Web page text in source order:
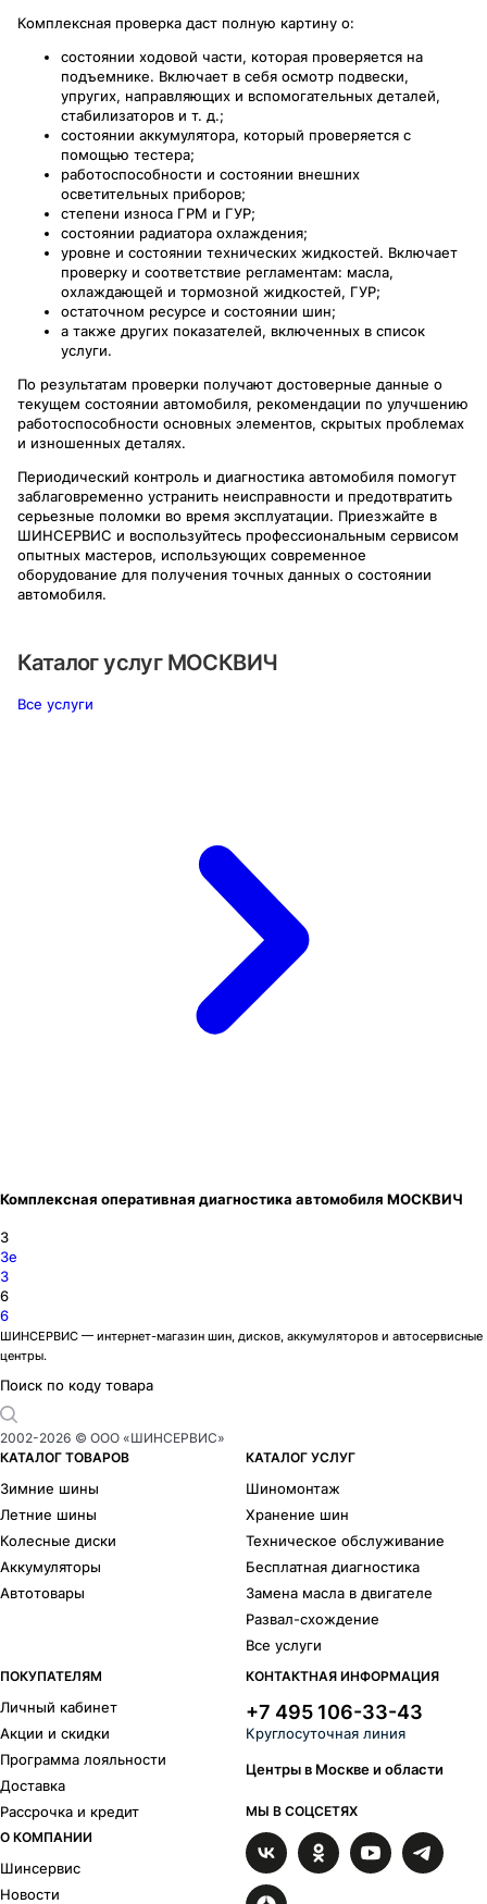
Комплексная проверка даст полную картину о:
состоянии ходовой части, которая проверяется на
подъемнике. Включает в себя осмотр подвески,
упругих, направляющих и вспомогательных деталей,
стабилизаторов и т. д.;
состоянии аккумулятора, который проверяется с
помощью тестера;
работоспособности и состоянии внешних
осветительных приборов;
степени износа ГРМ и ГУР;
состоянии радиатора охлаждения;
уровне и состоянии технических жидкостей. Включает
проверку и соответствие регламентам: масла,
охлаждающей и тормозной жидкостей, ГУР;
остаточном ресурсе и состоянии шин;
а также других показателей, включенных в список
услуги.
По результатам проверки получают достоверные данные о
текущем состоянии автомобиля, рекомендации по улучшению
работоспособности основных элементов, скрытых проблемах
и изношенных деталях.
Периодический контроль и диагностика автомобиля помогут
заблаговременно устранить неисправности и предотвратить
серьезные поломки во время эксплуатации. Приезжайте в
ШИНСЕРВИС и воспользуйтесь профессиональным сервисом
опытных мастеров, использующих современное
оборудование для получения точных данных о состоянии
автомобиля.
Каталог услуг МОСКВИЧ
Все услуги
Комплексная оперативная диагностика автомобиля МОСКВИЧ
3
3e
3
6
6
ШИНСЕРВИС — интернет-магазин шин, дисков, аккумуляторов и автосервисные
центры.
Поиск по коду товара
2002-2026 © ООО «ШИНСЕРВИС»
КАТАЛОГ ТОВАРОВ
Зимние шины
Летние шины
Колесные диски
Аккумуляторы
Автотовары
КАТАЛОГ УСЛУГ
Шиномонтаж
Хранение шин
Техническое обслуживание
Бесплатная диагностика
Замена масла в двигателе
Развал-схождение
Все услуги
ПОКУПАТЕЛЯМ
Личный кабинет
Акции и скидки
Программа лояльности
Доставка
Рассрочка и кредит
О КОМПАНИИ
Шинсервис
Новости
КОНТАКТНАЯ ИНФОРМАЦИЯ
+7 495 106-33-43
Круглосуточная линия
Центры в Москве и области
МЫ В СОЦСЕТЯХ